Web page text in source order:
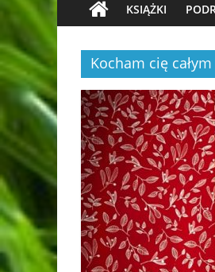
KSIĄŻKI
Kocham cię